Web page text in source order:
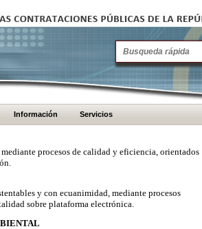
Información Servicios
procesos de calidad y eficiencia, orientados
y con ecuanimidad, mediante procesos
sobre plataforma electrónica.